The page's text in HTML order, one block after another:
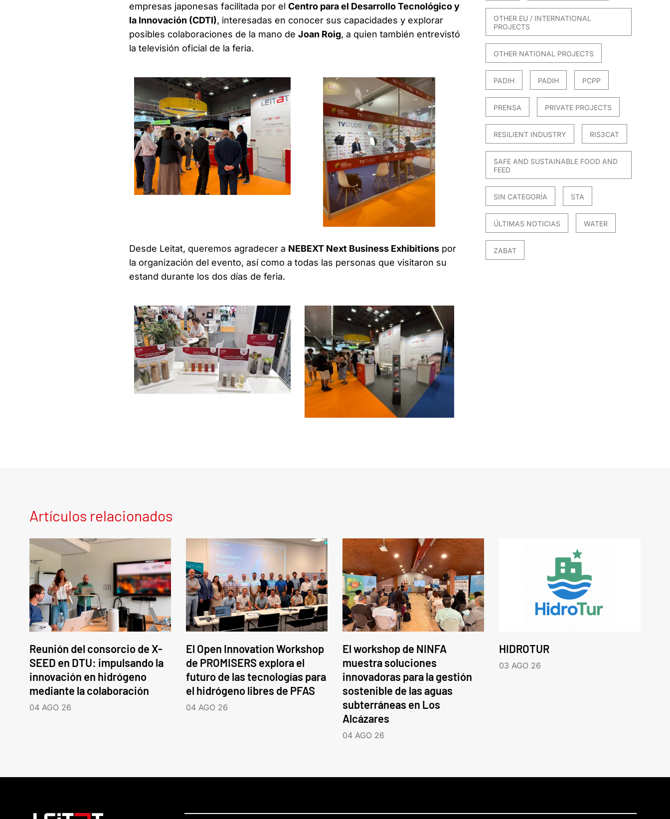
empresas japonesas facilitada por el Centro para el Desarrollo Tecnológico y
la Innovación (CDTI), interesadas en conocer sus capacidades y explorar
posibles colaboraciones de la mano de Joan Roig, a quien también entrevistó
la televisión oficial de la feria.
Desde Leitat, queremos agradecer a NEBEXT Next Business Exhibitionspor
la organización del evento, así como a todas las personas que visitaron su
estand durante los dos días de feria.
OTHER EU / INTERNATIONAL
PROJECTS
OTHER NATIONAL PROJECTS
PADIH PADIH PCPP
PRENSA PRIVATE PROJECTS
RESILIENT INDUSTRY RIS3CAT
SAFE AND SUSTAINABLE FOOD AND
FEED
SIN CATEGORÍA STA
ÚLTIMAS NOTICIAS WATER
ZABAT
Artículos relacionados
Reunión del consorcio de X-
SEED en DTU: impulsando la
innovación en hidrógeno
mediante la colaboración
04 AGO 26
El Open Innovation Workshop
de PROMISERS explora el
futuro de las tecnologías para
el hidrógeno libres de PFAS
04 AGO 26
El workshop de NINFA
muestra soluciones
innovadoras para la gestión
sostenible de las aguas
subterráneas en Los
Alcázares
04 AGO 26
HIDROTUR
03 AGO 26